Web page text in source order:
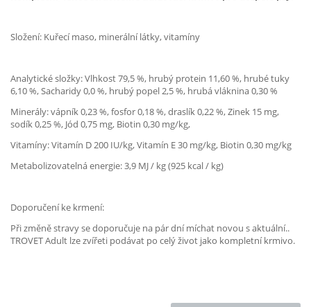
Složení: Kuřecí maso, minerální látky, vitamíny
Analytické složky: Vlhkost 79,5 %, hrubý protein 11,60 %, hrubé tuky
6,10 %, Sacharidy 0,0 %, hrubý popel 2,5 %, hrubá vláknina 0,30 %
Minerály: vápník 0,23 %, fosfor 0,18 %, draslík 0,22 %, Zinek 15 mg,
sodík 0,25 %, Jód 0,75 mg, Biotin 0,30 mg/kg,
Vitamíny: Vitamín D 200 IU/kg, Vitamín E 30 mg/kg, Biotin 0,30 mg/kg
Metabolizovatelná energie: 3,9 MJ / kg (925 kcal / kg)
Doporučení ke krmení:
Při změně stravy se doporučuje na pár dní míchat novou s aktuální..
TROVET Adult lze zvířeti podávat po celý život jako kompletní krmivo.